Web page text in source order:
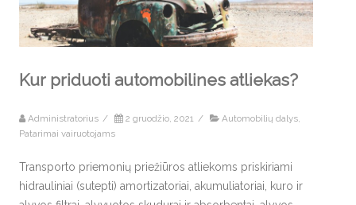
Kur priduoti automobilines atliekas?
Administratorius / 2 gruodžio, 2021 / Automobilių dalys
Patarimai vairuotojams
Transporto priemonių priežiūros atliekoms priskiriami
hidrauliniai (sutepti) amortizatoriai, akumuliatoriai, kuro ir